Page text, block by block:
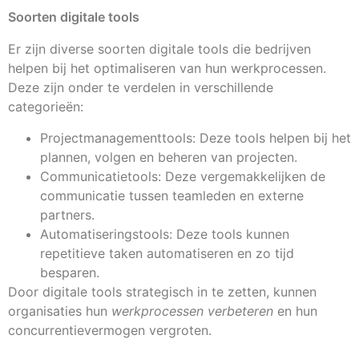
Soorten digitale tools
Er zijn diverse soorten digitale tools die bedrijven
helpen bij het optimaliseren van hun werkprocessen.
Deze zijn onder te verdelen in verschillende
categorieën:
Projectmanagementtools: Deze tools helpen bij het
plannen, volgen en beheren van projecten.
Communicatietools: Deze vergemakkelijken de
communicatie tussen teamleden en externe
partners.
Automatiseringstools: Deze tools kunnen
repetitieve taken automatiseren en zo tijd
besparen.
Door digitale tools strategisch in te zetten, kunnen
organisaties hun werkprocessen verbeteren en hun
concurrentievermogen vergroten.